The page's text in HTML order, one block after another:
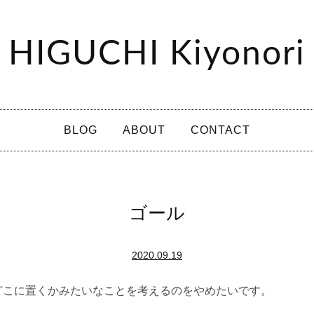
HIGUCHI Kiyonori
BLOG ABOUT CONTACT
ゴール
2020.09.19
に置くかみたいなことを考えるのをやめたいです。